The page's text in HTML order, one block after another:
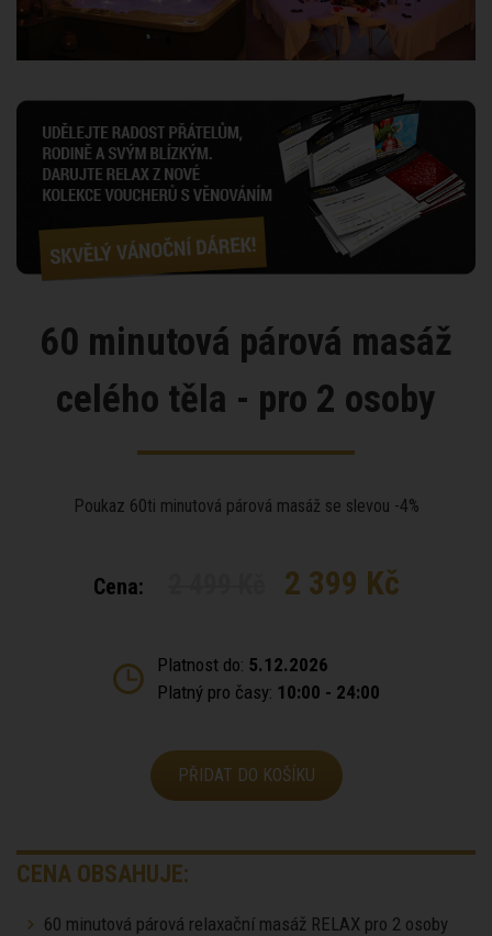
60 minutová párová masáž
celého těla - pro 2 osoby
Poukaz 60ti minutová párová masáž se slevou -4%
Cena: 2 399 Kč
Platnost do: 5.12.2026
Platný pro časy: 10:00 - 24:00
PŘIDAT DO KOŠÍKU
CENA OBSAHUJE:
60 minutová párová relaxační masáž RELAX pro 2 osoby